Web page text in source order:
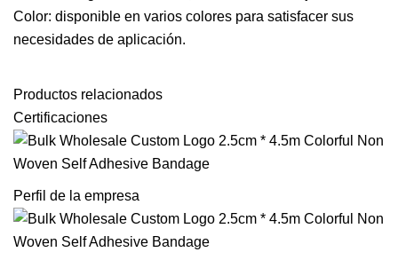
Color: disponible en varios colores para satisfacer sus
necesidades de aplicación.
Productos relacionados
Certificaciones
Perfil de la empresa